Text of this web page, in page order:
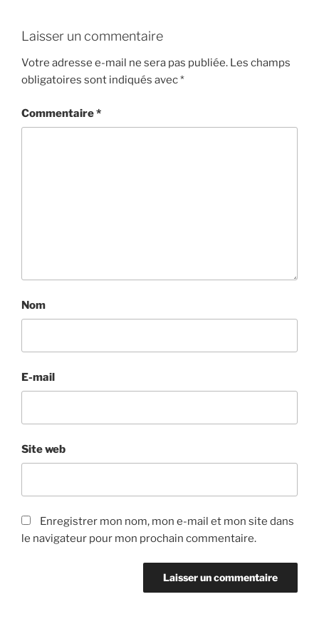
Laisser un commentaire
Votre adresse e-mail ne sera pas publiée. Les champs
obligatoires sont indiqués avec*
Commentaire*
Nom
E-mail
Site web
Enregistrer mon nom, mon e-mail et mon site dans
le navigateur pour mon prochain commentaire.